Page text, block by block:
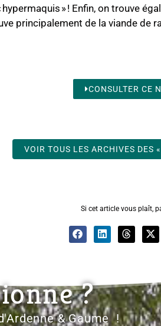
» ! Enfin, on trouve
principalement de la viande de
CONSULTER CE
VOIR TOUS LES ARCHIVES DES
Si cet article vous plaît,
?
& Gaume !